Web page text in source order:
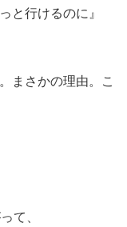
と行けるのに』
まさかの理由。こ
て、